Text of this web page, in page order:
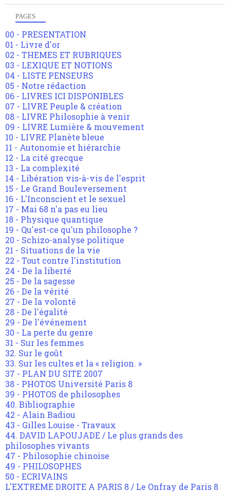
PAGES
00 - PRESENTATION
01 - Livre d'or
02 - THEMES ET RUBRIQUES
03 - LEXIQUE ET NOTIONS
04 - LISTE PENSEURS
05 - Notre rédaction
06 - LIVRES ICI DISPONIBLES
07 - LIVRE Peuple & création
08 - LIVRE Philosophie à venir
09 - LIVRE Lumière & mouvement
10 - LIVRE Planète bleue
11 - Autonomie et hiérarchie
12 - La cité grecque
13 - La complexité
14 - Libération vis-à-vis de l'esprit
15 - Le Grand Bouleversement
16 - L'Inconscient et le sexuel
17 - Mai 68 n'a pas eu lieu
18 - Physique quantique
19 - Qu'est-ce qu'un philosophe ?
20 - Schizo-analyse politique
21 - Situations de la vie
22 - Tout contre l'institution
24 - De la liberté
25 - De la sagesse
26 - De la vérité
27 - De la volonté
28 - De l'égalité
29 - De l'événement
30 - La perte du genre
31 - Sur les femmes
32. Sur le goût
33. Sur les cultes et la « religion. »
37 - PLAN DU SITE 2007
38 - PHOTOS Université Paris 8
39 - PHOTOS de philosophes
40. Bibliographie
42 - Alain Badiou
43 - Gilles Louise - Travaux
44. DAVID LAPOUJADE / Le plus grands des
philosophes vivants
47 - Philosophie chinoise
49 - PHILOSOPHES
50 - ECRIVAINS
L'EXTREME DROITE A PARIS 8 / Le Onfray de Paris 8